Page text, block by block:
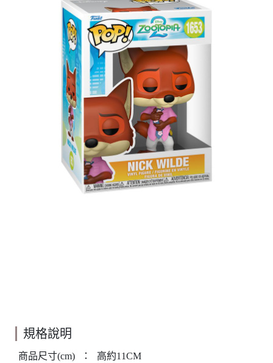
規格說明
商品尺寸(cm) ：
高約11CM